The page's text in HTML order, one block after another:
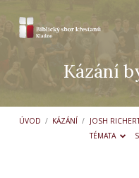
Kázání
ÚVOD / KÁZÁNÍ / JOSH
TÉMATA